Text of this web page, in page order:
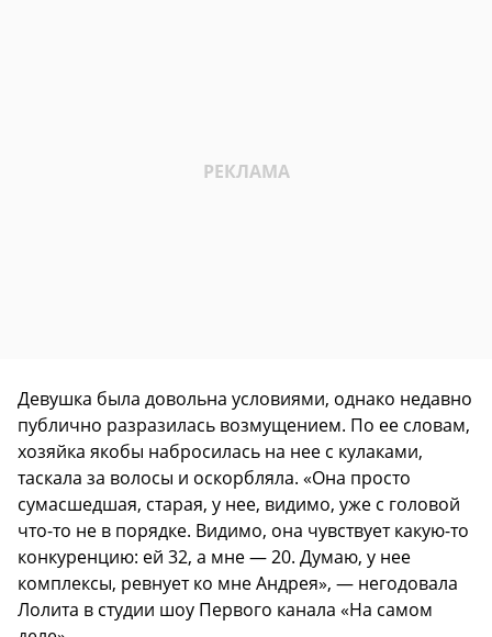
Девушка была довольна условиями, однако недавно
публично разразилась возмущением. По ее словам,
хозяйка якобы набросилась на нее с кулаками,
таскала за волосы и оскорбляла. «Она просто
сумасшедшая, старая, у нее, видимо, уже с головой
что-то не в порядке. Видимо, она чувствует какую-то
конкуренцию: ей 32, а мне — 20. Думаю, у нее
комплексы, ревнует ко мне Андрея», — негодовала
Лолита в студии шоу Первого канала «На самом